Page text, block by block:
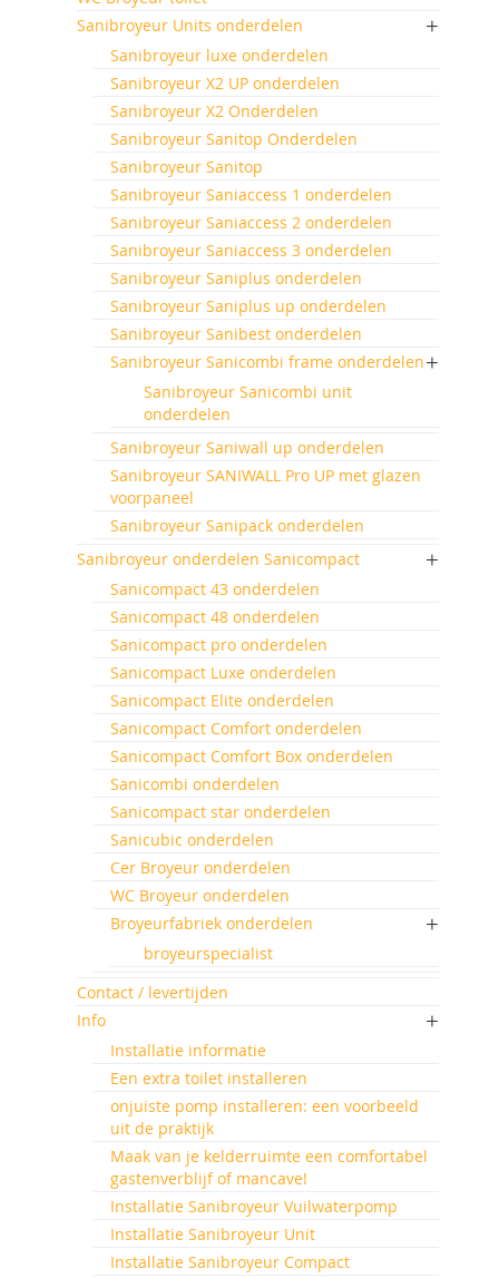
Sanibroyeur Units onderdelen
Sanibroyeur luxe onderdelen
Sanibroyeur X2 UP onderdelen
Sanibroyeur X2 Onderdelen
Sanibroyeur Sanitop Onderdelen
Sanibroyeur Sanitop
Sanibroyeur Saniaccess 1 onderdelen
Sanibroyeur Saniaccess 2 onderdelen
Sanibroyeur Saniaccess 3 onderdelen
Sanibroyeur Saniplus onderdelen
Sanibroyeur Saniplus up onderdelen
Sanibroyeur Sanibest onderdelen
Sanibroyeur Sanicombi frame onderdelen
Sanibroyeur Sanicombi unit
onderdelen
Sanibroyeur Saniwall up onderdelen
Sanibroyeur SANIWALL Pro UP met glazen
voorpaneel
Sanibroyeur Sanipack onderdelen
Sanibroyeur onderdelen Sanicompact
Sanicompact 43 onderdelen
Sanicompact 48 onderdelen
Sanicompact pro onderdelen
Sanicompact Luxe onderdelen
Sanicompact Elite onderdelen
Sanicompact Comfort onderdelen
Sanicompact Comfort Box onderdelen
Sanicombi onderdelen
Sanicompact star onderdelen
Sanicubic onderdelen
Cer Broyeur onderdelen
WC Broyeur onderdelen
Broyeurfabriek onderdelen
broyeurspecialist
Contact / levertijden
Info
Installatie informatie
Een extra toilet installeren
onjuiste pomp installeren: een voorbeeld
uit de praktijk
Maak van je kelderruimte een comfortabel
gastenverblijf of mancave!
Installatie Sanibroyeur Vuilwaterpomp
Installatie Sanibroyeur Unit
Installatie Sanibroyeur Compact